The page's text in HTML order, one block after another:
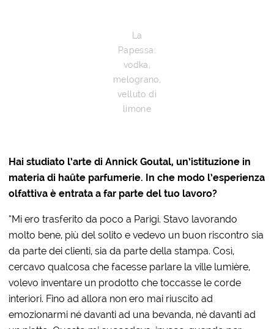
La
Papessa:
vodka,
melograno,
velluto di
limone
Hai studiato l’arte di Annick Goutal, un’istituzione in
materia di haûte parfumerie. In che modo l’esperienza
olfattiva è entrata a far parte del tuo lavoro?
“Mi ero trasferito da poco a Parigi. Stavo lavorando
molto bene, più del solito e vedevo un buon riscontro sia
da parte dei clienti, sia da parte della stampa. Così,
cercavo qualcosa che facesse parlare la ville lumière,
volevo inventare un prodotto che toccasse le corde
interiori. Fino ad allora non ero mai riuscito ad
emozionarmi né davanti ad una bevanda, né davanti ad